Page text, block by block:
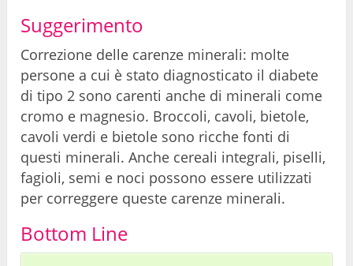
Suggerimento
Correzione delle carenze minerali: molte
persone a cui è stato diagnosticato il diabete
di tipo 2 sono carenti anche di minerali come
cromo e magnesio. Broccoli, cavoli, bietole,
cavoli verdi e bietole sono ricche fonti di
questi minerali. Anche cereali integrali, piselli,
fagioli, semi e noci possono essere utilizzati
per correggere queste carenze minerali.
Bottom Line